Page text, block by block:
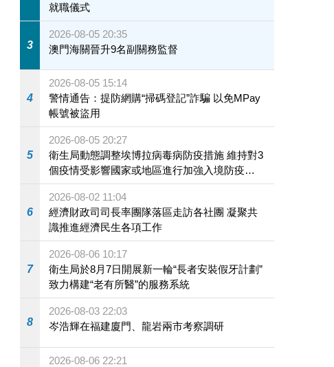
就職儀式
3
2026-08-05 20:35
澳門海關晉升9名副關務監督
4
2026-08-05 15:14
警情通告：提防網購“掃碼登記”詐騙 以免MPay
帳號被盜用
5
2026-08-05 20:27
衛生局動態調整埃博拉病毒病防疫措施 維持對3
個疫情受影響國家或地區進行加強入境防疫措
施
6
2026-08-02 11:04
經濟財政司司長率團隊落區走訪各社團 凝聚共
識推進經濟民生各項工作
7
2026-08-06 10:17
衛生局於8月7日開展新一輪“長者安裝假牙計劃”
致力構建“老有所醫”的服務系統
8
2026-08-03 22:03
岑浩輝在福建廈門、龍岩兩市考察調研
2026-08-06 22:21